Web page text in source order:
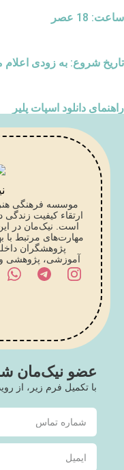
ساعت: 18 عصر
تاریخ شروع: به زودی
راهنمای دانلود اسپات پلیر
موسسه فرهنگی
ارتقاء کیفیت
است. نیک‌مان در
مهارت‌های مرتبط با
پژوهشگران
آموزشی، پژوهشی
عضو نیک‌مان
با تکمیل فرم زیر، از